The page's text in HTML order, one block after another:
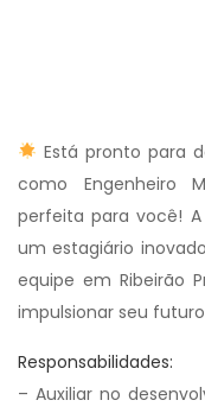
Está pronto para
como Engenheiro
perfeita para você! A
um estagiário
equipe em Ribeirão
impulsionar seu
Responsabilidades:
– Auxiliar no